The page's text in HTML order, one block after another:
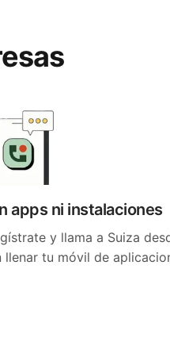
apps ni instalaciones
y llama a Suiza
llenar tu móvil de